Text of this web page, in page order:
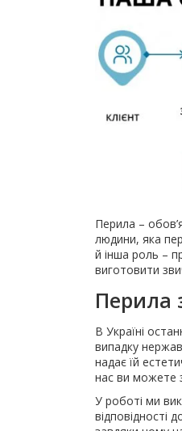
Перила –
людини, яка
й інша роль –
виготовити
Перила
В Україні
випадку
надає їй
нас ви можете
У роботі ми
відповідності